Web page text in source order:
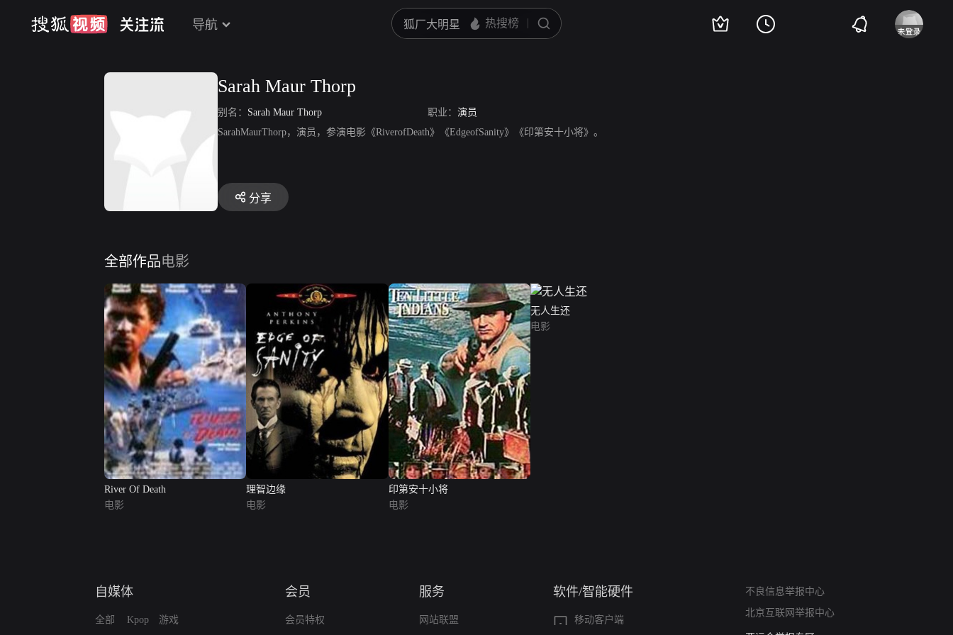
导航
Sarah Maur Thorp
别名： Sarah Maur Thorp 职业： 演员
SarahMaurThorp，演员，参演电影《RiverofDeath》《EdgeofSanity》《印第安十小将》。
分享
全部作品电影
River Of Death
电影
理智边缘
电影
印第安十小将
电影
无人生还
电影
自媒体
全部 Kpop 游戏
会员
会员特权
服务
网站联盟
软件/智能硬件
移动客户端
不良信息举报中心
北京互联网举报中心
算法推荐专项举报